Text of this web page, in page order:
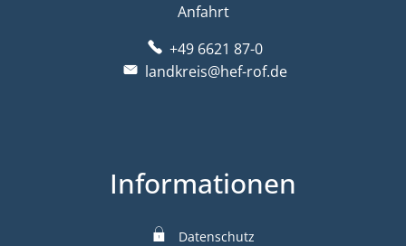
Anfahrt
+49 6621 87-0
landkreis@hef-rof.de
Informationen
Datenschutz